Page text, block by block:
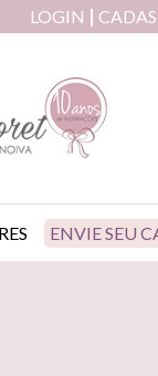
LOGIN
ENVIE SEU